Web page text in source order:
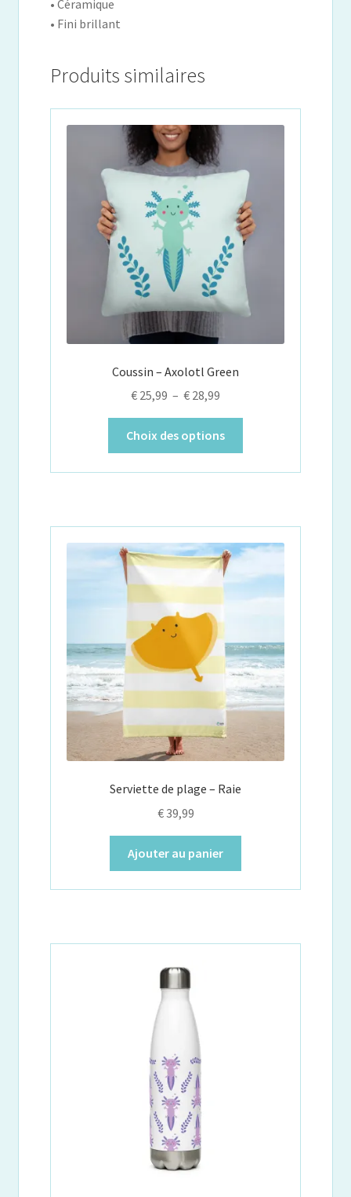
• Céramique
• Fini brillant
Produits similaires
Coussin – Axolotl Green
€ 25,99 – € 28,99
de
prix :
€ 25,99
à
Choix des options
Les
options
la
page
du
produit
Serviette de plage – Raie
€39,99
Ajouter au panier